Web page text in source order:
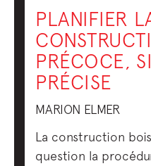
PLANIFIER
PRÉCOCE,
PRÉCISE
MARION ELMER
La construction
question la